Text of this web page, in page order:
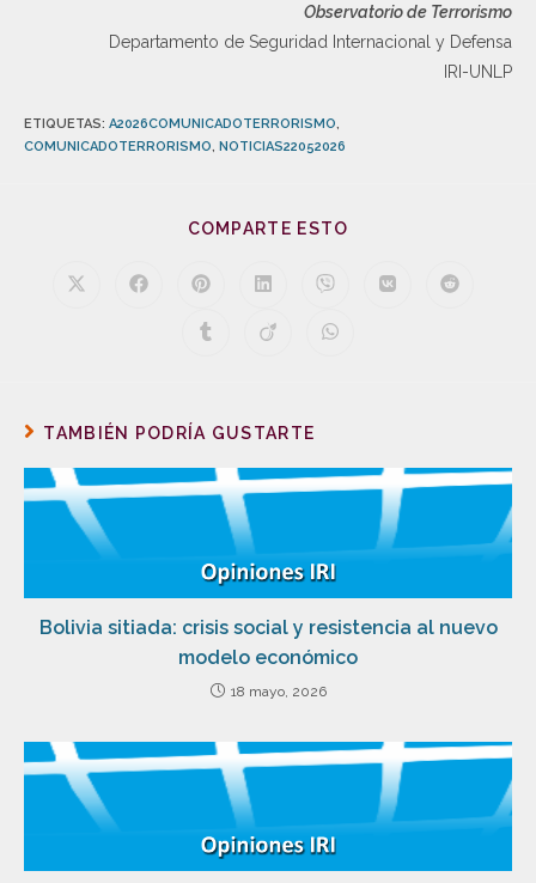
Observatorio de Terrorismo
Departamento de Seguridad Internacional y Defensa
IRI-UNLP
ETIQUETAS: A2026COMUNICADOTERRORISMO,
COMUNICADOTERRORISMO, NOTICIAS22052026
COMPARTE ESTO
TAMBIÉN PODRÍA GUSTARTE
Bolivia sitiada: crisis social y resistencia al nuevo
modelo económico
18 mayo, 2026